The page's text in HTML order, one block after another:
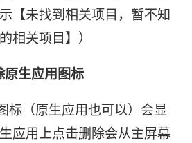
【未找到相关项目，暂不知
相关项目】）
生应用图标
标（原生应用也可以）会显
应用上点击删除会从主屏幕